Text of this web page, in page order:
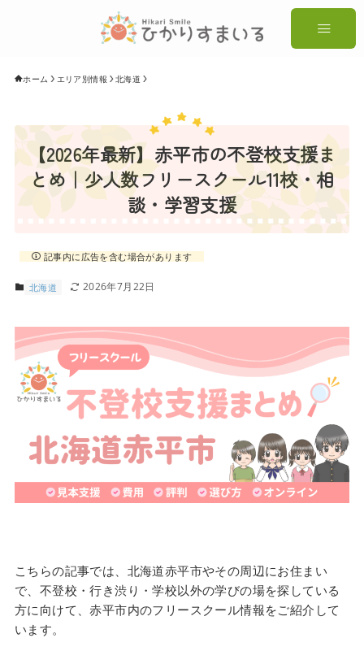
ホーム エリア別情報 北海道
【2026年最新】赤平市の不登校支援ま
とめ｜少人数フリースクール11校・相
談・学習支援
記事内に広告を含む場合があります
北海道 2026年7月22日
こちらの記事では、北海道赤平市やその周辺にお住まい
で、不登校・行き渋り・学校以外の学びの場を探している
方に向けて、赤平市内のフリースクール情報をご紹介して
います。